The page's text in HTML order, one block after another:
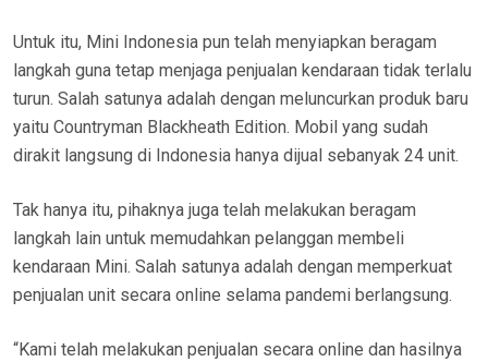
Untuk itu, Mini Indonesia pun telah menyiapkan beragam
langkah guna tetap menjaga penjualan kendaraan tidak terlalu
turun. Salah satunya adalah dengan meluncurkan produk baru
yaitu Countryman Blackheath Edition. Mobil yang sudah
dirakit langsung di Indonesia hanya dijual sebanyak 24 unit.
Tak hanya itu, pihaknya juga telah melakukan beragam
langkah lain untuk memudahkan pelanggan membeli
kendaraan Mini. Salah satunya adalah dengan memperkuat
penjualan unit secara online selama pandemi berlangsung.
“Kami telah melakukan penjualan secara online dan hasilnya